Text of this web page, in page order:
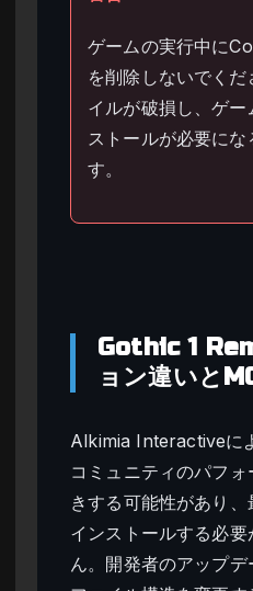
ゲームの実行中に
を削除しないでく
イルが破損し、ゲ
ストールが必要にな
す。
Gothic 1
ョン違いと
Alkimia Interactiveに
コミュニティのパフ
きする可能性があり
インストールする必
ん。開発者のアップ